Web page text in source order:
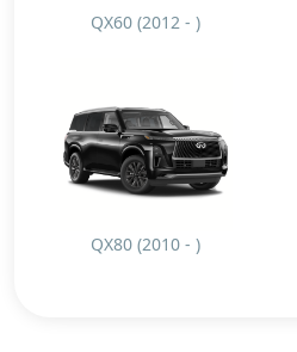
QX60 (2012 - )
QX80 (2010 - )